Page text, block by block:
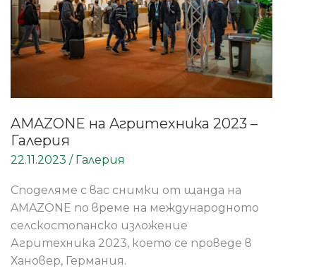
AMAZONE на Aгритехника 2023 –
Галерия
22.11.2023/ Галерия
Споделяме с вас снимки от щанда на
AMAZONE по време на международното
селскостопанско изложение
Агритехника 2023, което се проведе в
Хановер, Германия.